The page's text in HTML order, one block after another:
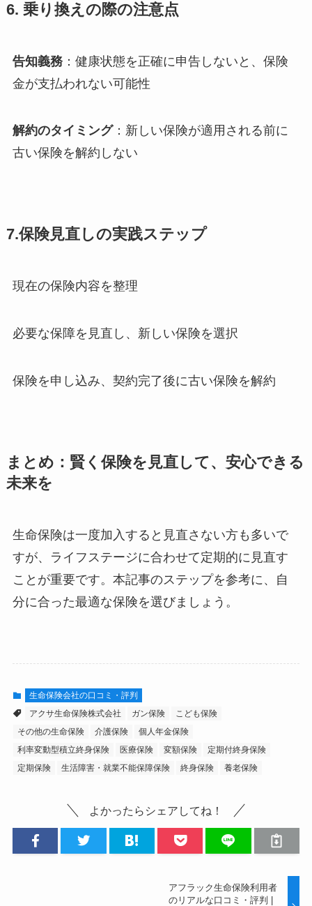
6. 乗り換えの際の注意点
告知義務：健康状態を正確に申告しないと、保険
金が支払われない可能性
解約のタイミング：新しい保険が適用される前に
古い保険を解約しない
7.保険見直しの実践ステップ
現在の保険内容を整理
必要な保障を見直し、新しい保険を選択
保険を申し込み、契約完了後に古い保険を解約
まとめ：賢く保険を見直して、安心できる
未来を
生命保険は一度加入すると見直さない方も多いで
すが、ライフステージに合わせて定期的に見直す
ことが重要です。本記事のステップを参考に、自
分に合った最適な保険を選びましょう。
生命保険会社の口コミ・評判
アクサ生命保険株式会社
ガン保険
こども保険
その他の生命保険
介護保険
個人年金保険
利率変動型積立終身保険
医療保険 変額保険
定期付終身保険
定期保険
生活障害・就業不能保障保険 終身保険 養老保険
よかったらシェアしてね！
アフラック生命保険利用者
のリアルな口コミ・評判 |